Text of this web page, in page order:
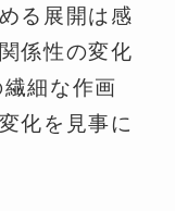
る展開は感
係性の変化
細な作画
化を見事に